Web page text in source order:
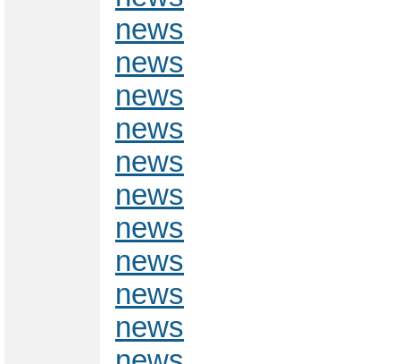
news
news
news
news
news
news
news
news
news
news